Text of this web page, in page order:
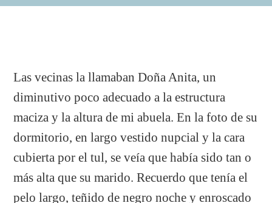
Las vecinas la llamaban Doña Anita, un
diminutivo poco adecuado a la estructura
maciza y la altura de mi abuela. En la foto de su
dormitorio, en largo vestido nupcial y la cara
cubierta por el tul, se veía que había sido tan o
más alta que su marido. Recuerdo que tenía el
pelo largo, teñido de negro noche y enroscado